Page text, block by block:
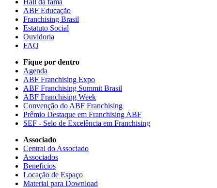
Hall da fama
ABF Educação
Franchising Brasil
Estatuto Social
Ouvidoria
FAQ
Fique por dentro
Agenda
ABF Franchising Expo
ABF Franchising Summit Brasil
ABF Franchising Week
Convenção do ABF Franchising
Prêmio Destaque em Franchising ABF
SEF - Selo de Excelência em Franchising
Associado
Central do Associado
Associados
Beneficios
Locação de Espaço
Material para Download